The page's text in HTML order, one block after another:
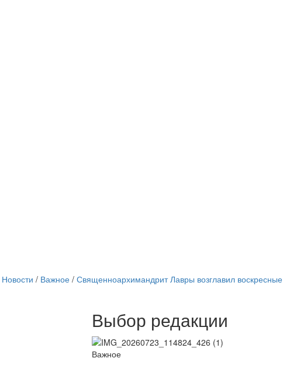
Онлайн трансляции
12 сентября 2015
12 сентября 2015Название трансляции
12 сентября 2015
Новости / Важное/ Священноархимандрит Лавры возглавил воскресные
Выбор редакции
Важное